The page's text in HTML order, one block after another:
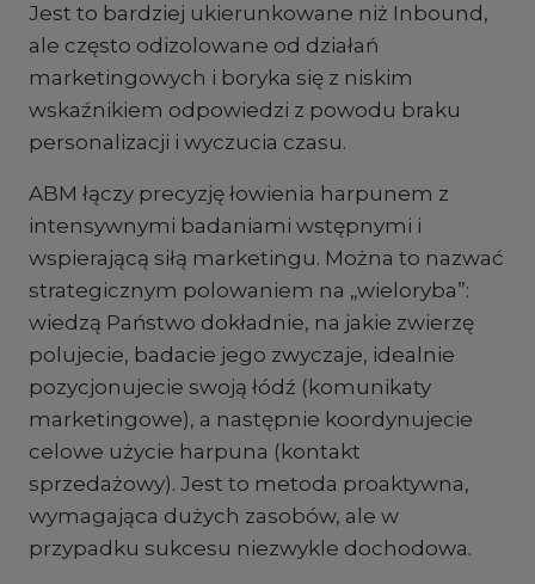
Jest to bardziej ukierunkowane niż Inbound,
ale często odizolowane od działań
marketingowych i boryka się z niskim
wskaźnikiem odpowiedzi z powodu braku
personalizacji i wyczucia czasu.
ABM łączy precyzję łowienia harpunem z
intensywnymi badaniami wstępnymi i
wspierającą siłą marketingu. Można to nazwać
strategicznym polowaniem na „wieloryba”:
wiedzą Państwo dokładnie, na jakie zwierzę
polujecie, badacie jego zwyczaje, idealnie
pozycjonujecie swoją łódź (komunikaty
marketingowe), a następnie koordynujecie
celowe użycie harpuna (kontakt
sprzedażowy). Jest to metoda proaktywna,
wymagająca dużych zasobów, ale w
przypadku sukcesu niezwykle dochodowa.